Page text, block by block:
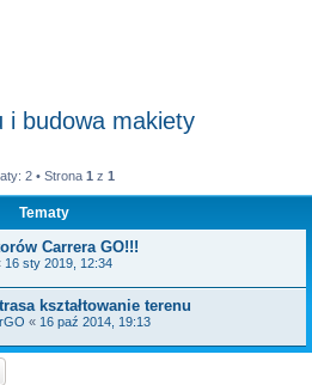
i budowa makiety
2 • Strona 1 z 1
Tematy
Carrera GO!!!
16 sty 2019, 12:34
kształtowanie terenu
« 16 paź 2014, 19:13